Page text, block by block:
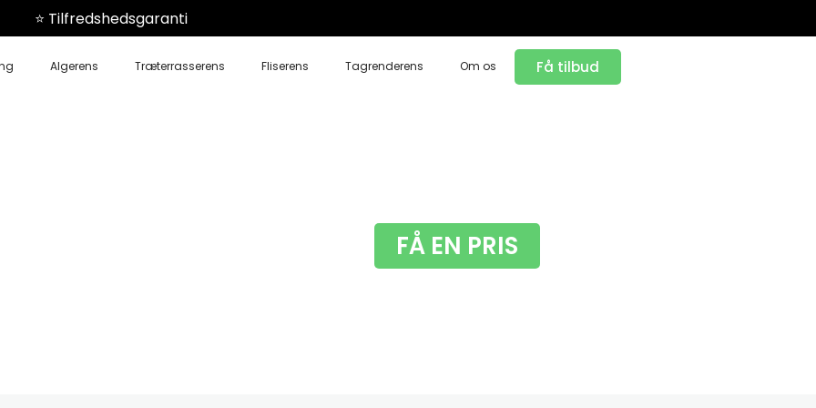
⭐️ Tilfredshedsgaranti
Algerens Træterrasserens Fliserens Tagrenderens Om os Få tilbud
FÅ EN PRIS